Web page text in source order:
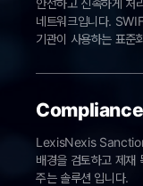
네트워크입니다.
기관이 사용하는 표준
LexisNexis
배경을 검토하고 제재
주는 솔루션 입니다.